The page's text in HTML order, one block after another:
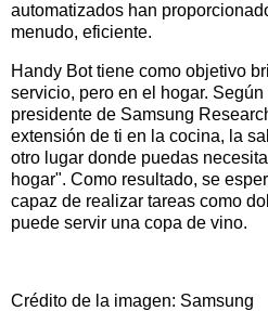
automatizados han
menudo, eficiente.
Handy Bot tiene como objetivo
servicio, pero en el hogar.
presidente de Samsung
extensión de ti en la cocina, la
otro lugar donde puedas
hogar". Como resultado, se
capaz de realizar tareas como
puede servir una copa de vino.
Crédito de la imagen: Samsung